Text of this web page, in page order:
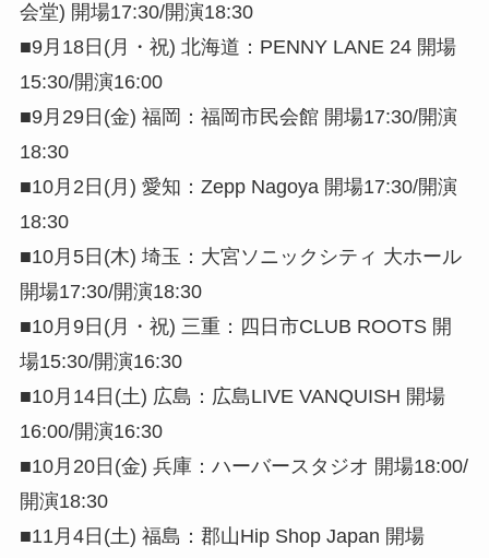
会堂) 開場17:30/開演18:30
■9月18日(月・祝) 北海道：PENNY LANE 24 開場
15:30/開演16:00
■9月29日(金) 福岡：福岡市民会館 開場17:30/開演
18:30
■10月2日(月) 愛知：Zepp Nagoya 開場17:30/開演
18:30
■10月5日(木) 埼玉：大宮ソニックシティ 大ホール
開場17:30/開演18:30
■10月9日(月・祝) 三重：四日市CLUB ROOTS 開
場15:30/開演16:30
■10月14日(土) 広島：広島LIVE VANQUISH 開場
16:00/開演16:30
■10月20日(金) 兵庫：ハーバースタジオ 開場18:00/
開演18:30
■11月4日(土) 福島：郡山Hip Shop Japan 開場